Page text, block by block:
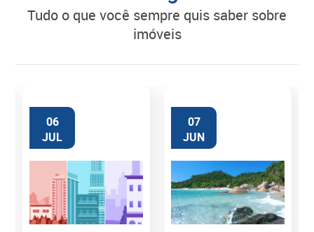
tudo o que você sempre quis saber sobre
imóveis
06
JUL
07
JUN